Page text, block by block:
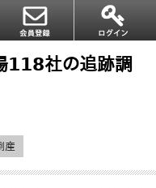
118社の追跡調
産